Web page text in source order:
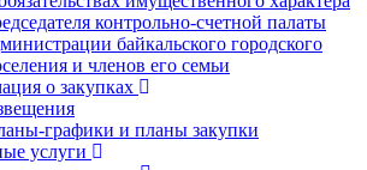
контрольно-счетной палаты
байкальского городского
и членов его семьи
о закупках
графики и планы закупки
услуги